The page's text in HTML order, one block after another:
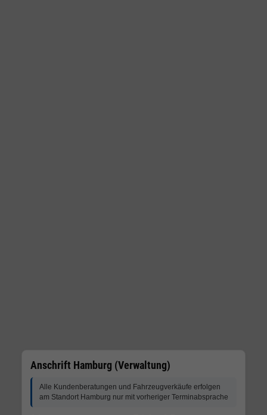
Anschrift Hamburg (Verwaltung)
Alle Kundenberatungen und Fahrzeugverkäufe erfolgen
am Standort Hamburg nur mit vorheriger Terminabsprache